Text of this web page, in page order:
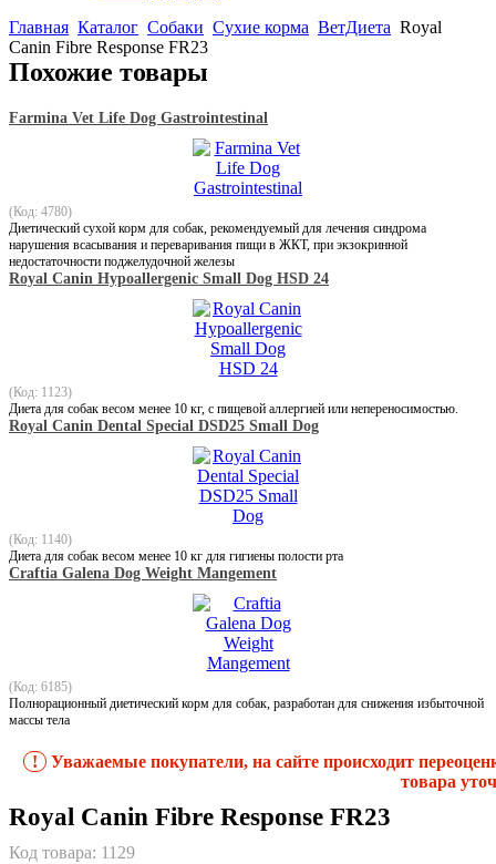
Главная Каталог Собаки Сухие корма ВетДиета Royal
Canin Fibre Response FR23
Похожие товары
Farmina Vet Life Dog Gastrointestinal
(Код: 4780)
Диетический сухой корм для собак, рекомендуемый для лечения синдрома
нарушения всасывания и переваривания пищи в ЖКТ, при экзокринной
недостаточности поджелудочной железы
Royal Canin Hypoallergenic Small Dog HSD 24
(Код: 1123)
Диета для собак весом менее 10 кг, с пищевой аллергией или непереносимостью.
Royal Canin Dental Special DSD25 Small Dog
(Код: 1140)
Диета для собак весом менее 10 кг для гигиены полости рта
Craftia Galena Dog Weight Mangement
(Код: 6185)
Полнорационный диетический корм для собак, разработан для снижения избыточной
массы тела
!
Уважаемые покупатели, на сайте происходит
товара
Royal Canin Fibre Response FR23
Код товара: 1129